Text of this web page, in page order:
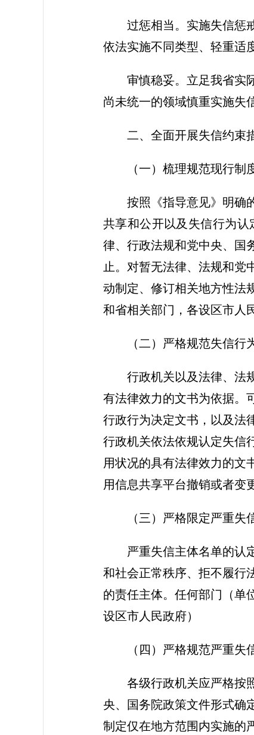
过惩相当。实施失信惩
依法实施不同类型、轻重适
审慎稳妥。立足我省实
尚未统一的领域慎重实施失
二、全面开展失信约束
（一）梳理规范现行制
按照《指导意见》明确
共享和公开以及失信行为
律、行政法规和党中央、国
止。对暂无法律、法规和党
动制定、修订相关地方性法
和省相关部门，各设区市人
（二）严格规范失信行
行政机关以及法律、法
有法律效力的文书为依据。
行政行为决定文书，以及法
行政机关依法依规认定失信
用状况的具有法律效力的文
用信息共享平台撤销或者变
（三）严格限定严重失
严重失信主体名单的认
和社会正常秩序、拒不履行
的责任主体。任何部门（单
设区市人民政府）
（四）严格规范严重失
各级行政机关应严格按
央、国务院政策文件形式确
制定仅在地方范围内实施的